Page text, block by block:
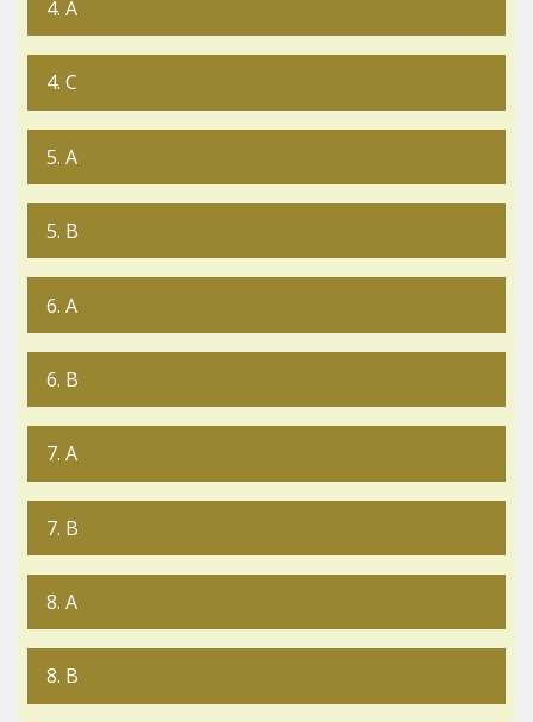
4. A
4. C
5. A
5. B
6. A
6. B
7. A
7. B
8. A
8. B